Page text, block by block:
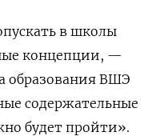
в школы
концепции, —
образования ВШЭ
содержательные
будет пройти».